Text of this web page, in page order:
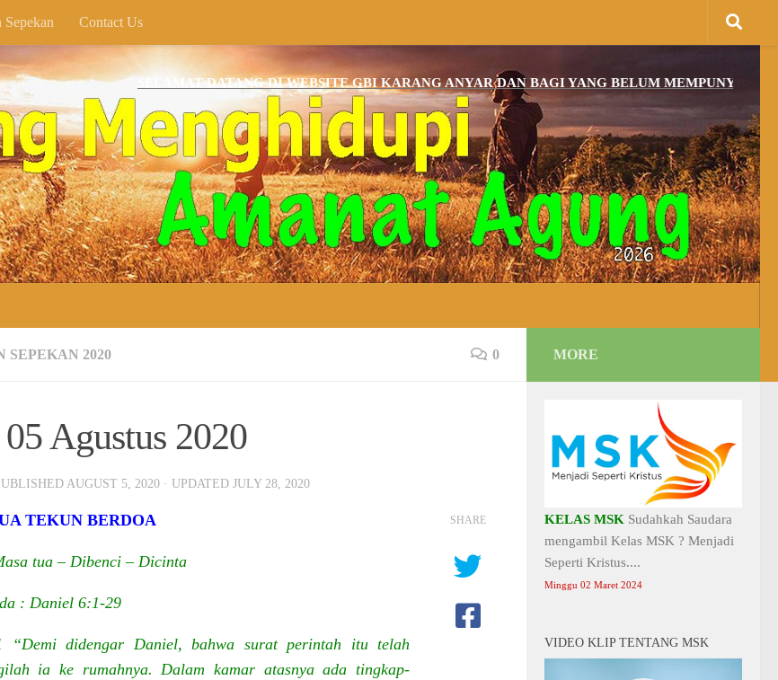
Sepekan Contact Us
SELAMAT DATANG DI WEBSITE GBI KARANG ANYAR DAN BAGI YANG BELUM MEMPUNYAI TEMPAT
SEPEKAN 2020 0
Agustus 2020
AUGUST 5, 2020 · UPDATED JULY 28, 2020
TEKUN BERDOA
tua – Dibenci – Dicinta
: Daniel 6:1-29
“Demi didengar Daniel, bahwa surat perintah itu telah
ia ke rumahnya. Dalam kamar atasnya ada tingkap-
SHARE
MORE
KELAS MSK Sudahkah Saudara
mengambil Kelas MSK ? Menjadi
Seperti Kristus....
Minggu 02 Maret 2024
VIDEO KLIP TENTANG MSK